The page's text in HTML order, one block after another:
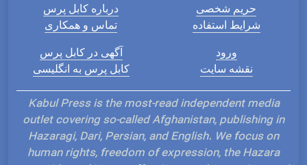
درباره کابل پرس
تماس و همکاری
حریم شخصی
شرایط استفاده
آگهی در کابل پرس
کابل پرس به انگلیسی
ورود
نقشه سایت
Kabul Press is the most-read independent media
outlet covering so-called Afghanistan, publishing in
Hazaragi, Dari, Persian, and English. We focus on
human rights, freedom of expression, the Hazara